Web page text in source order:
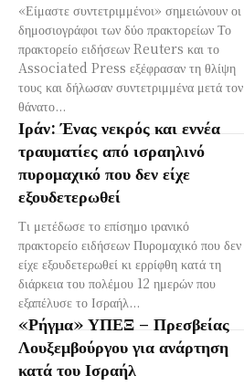
«Είμαστε συντετριμμένοι» σημειώνουν οι
δημοσιογράφοι των δύο πρακτορείων Το
πρακτορείο ειδήσεων Reuters και το
Associated Press εξέφρασαν τη θλίψη
τους και δήλωσαν συντετριμμένα μετά τον
θάνατο...
Ιράν: Ένας νεκρός και εννέα
τραυματίες από ισραηλινό
πυρομαχικό που δεν είχε
εξουδετερωθεί
Τι μετέδωσε το επίσημο ιρανικό
πρακτορείο ειδήσεων Πυρομαχικό που δεν
είχε εξουδετερωθεί κι ερρίφθη κατά τη
διάρκεια του πολέμου 12 ημερών που
εξαπέλυσε το Ισραήλ...
«Ρήγμα» ΥΠΕΞ – Πρεσβείας
Λουξεμβούργου για ανάρτηση
κατά του Ισραήλ